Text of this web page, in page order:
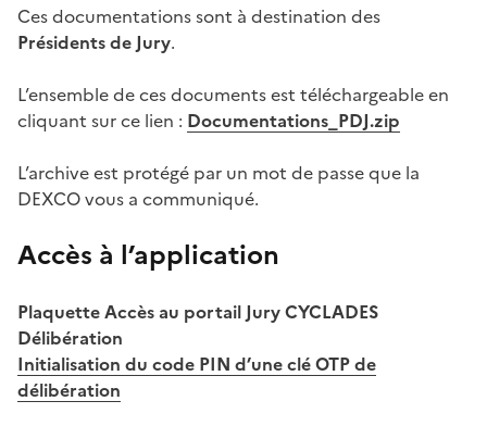
Ces documentations sont à destination des
Présidents de Jury.
L’ensemble de ces documents est téléchargeable en
cliquant sur ce lien : Documentations_PDJ.zip
L’archive est protégé par un mot de passe que la
DEXCO vous a communiqué.
Accès à l’application
Plaquette Accès au portail Jury CYCLADES
Délibération
Initialisation du code PIN d’une clé OTP de
délibération